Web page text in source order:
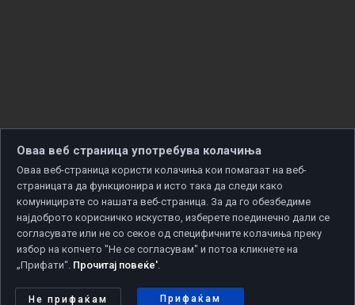
Copyright © 2026 Developed by
Политика за приватност | Политика за колачиња
Оваа веб страница употребува колачиња
Оваа веб-страница користи колачиња кои помагаат на веб-
страницата да функционира и исто така да следи како
комуницирате со нашата веб-страница. За да го обезбедиме
најдоброто корисничко искуство, изберете поединечно дали се
согласувате или не со секое од специфичните колачиња преку
избор на копчето "Не се согласувам" и потоа кликнете на
„Прифати“. Прочитај повеќе'.
Не прифаќам Прифаќам